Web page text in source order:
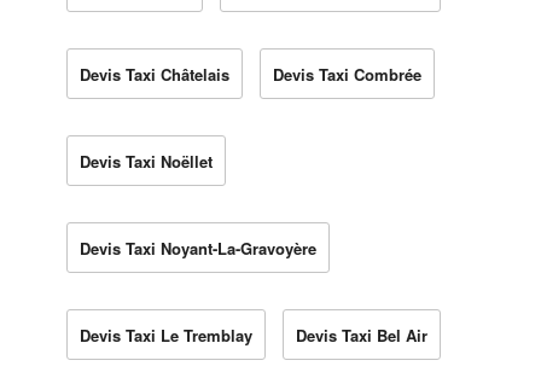
Devis Taxi Châtelais Devis Taxi Combrée
Devis Taxi Noëllet
Devis Taxi Noyant-La-Gravoyère
Devis Taxi Le Tremblay Devis Taxi Bel Air